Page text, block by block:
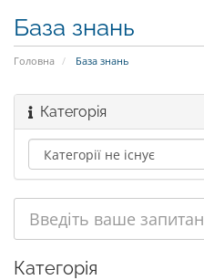
База знань
Головна База знань
Категорія
Категорія